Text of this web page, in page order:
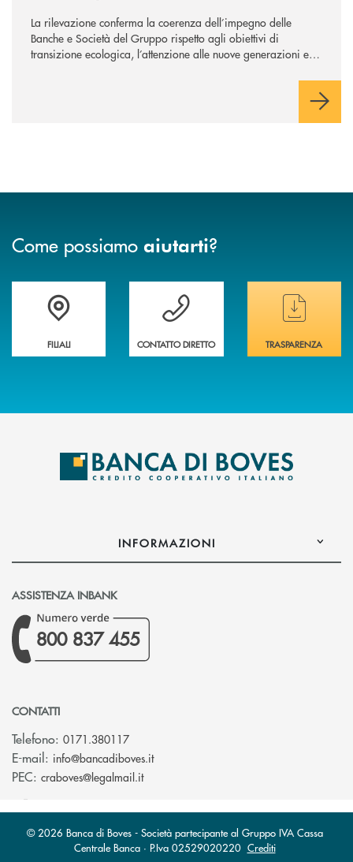
La rilevazione conferma la coerenza dell’impegno delle
Banche e Società del Gruppo rispetto agli obiettivi di
transizione ecologica, l’attenzione alle nuove generazioni e
attori chiave delle comunità locali. Installate 246 colonnine di
Come possiamo aiutarti?
Trova la filiale&nbsp; più vicina a te
FILIALI
Hai bisogno di assistenza immediata ?
CONTATTO DIRETTO
Hai bisogno di
TRASPARENZA
INFORMAZIONI
ASSISTENZA INBANK
800 837 455
CONTATTI
Telefono: 0171.380117
E-mail: info@bancadiboves.it(si apre l’app di posta elettronica)
PEC: craboves@legalmail.it(si apre l’app di posta elettronica)
© 2026 Banca di Boves - Società partecipante al Gruppo IVA Cassa
Centrale Banca · P.Iva 02529020220 Crediti